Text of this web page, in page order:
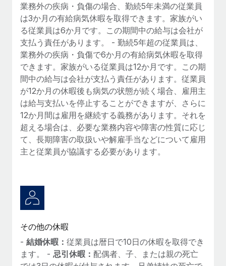
業務外の疾病・負傷の場合、勤続5年未満の従業員
は3か月の有給病気休暇を取得できます。家族がい
る従業員は6か月です。この期間中の給与は会社が
支払う責任があります。 - 勤続5年超の従業員は、
業務外の疾病・負傷で6か月の有給病気休暇を取得
できます。家族がいる従業員は12か月です。この期
間中の給与は会社が支払う責任があります。従業員
が12か月の休暇後も病気の状態が続く場合、雇用主
は給与支払いを停止することができますが、さらに
12か月間は雇用を継続する義務があります。それを
超える場合は、必要な業務内容や障害の性質に応じ
て、長期障害の取扱いや解雇手当などについて雇用
主と従業員が協議する必要があります。
その他の休暇
- 結婚休暇： 従業員は暦日で10日の休暇を取得でき
ます。 - 忌引休暇： 配偶者、子、または親の死亡